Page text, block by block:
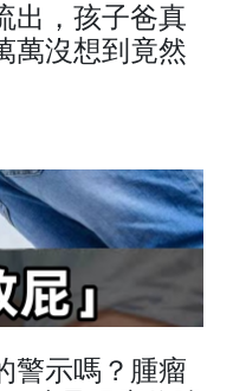
出，孩子爸真
萬沒想到竟然
警示嗎？腫瘤